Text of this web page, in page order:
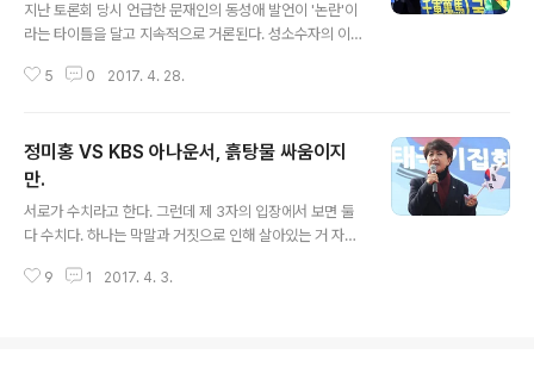
지난 토론회 당시 언급한 문재인의 동성애 발언이 '논란'이
라는 타이틀을 달고 지속적으로 거론된다. 성소수자의 이
고 보면, 이번 일을 마주한 성소수자 일부의 입장은 이해하
라고 말하지는 않는다. 개인의 선택이다. 그런데 방향은 틀
렸다. | 익숙한 곡과 불안하고 흔들리는 정서에 교감하다."
data-og-description="그룹 ‘퀸’에 열광 중이다. 오래
전에 사망한 프레디 머큐리의 이름이 전 세대 입에 오르내
쏟아내고 있다. 40대 이상이라면 어느 정" data-og-ho
5 0 2017. 4. 28.
정미홍 VS KBS 아나운서, 흙탕물 싸움이지
만.
서로가 수치라고 한다. 그런데 제 3자의 입장에서 보면 둘
다 수치다. 하나는 막말과 거짓으로 인해 살아있는 거 자체
향을 설정한 수치다. 물론 좀 더 안쪽으로 들어가면 전자는
9 1 2017. 4. 3.